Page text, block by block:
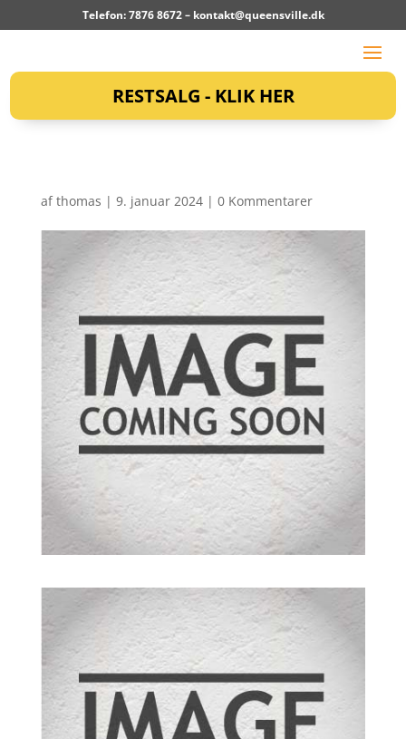
Telefon: 7876 8672 – kontakt@queensville.dk
RESTSALG - KLIK HER
afthomas | 9. januar 2024| 0 Kommentarer